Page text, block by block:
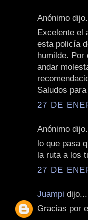
Anónimo
Excelente el
esta policía
humilde. Por
andar
Saludos
27 DE
Anónimo
lo que pasa
la ruta a los
27 DE
Juampi dijo...
Gracias por